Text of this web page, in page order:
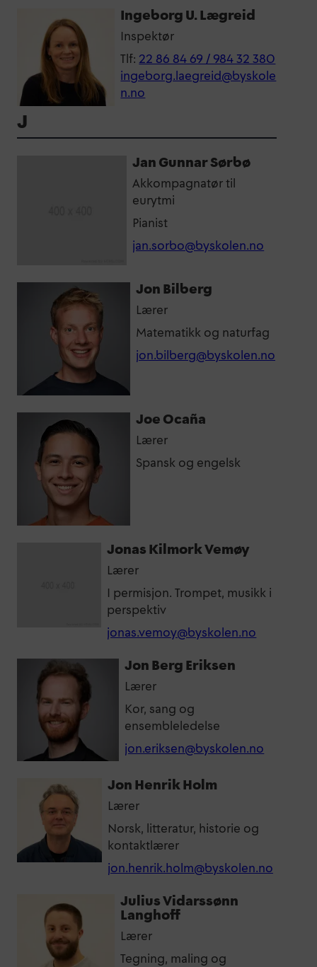
Ingeborg U. Lægreid
Inspektør
Tlf: 22 86 84 69 / 984 32 380
ingeborg.laegreid@byskole
n.no
J
Jan Gunnar Sørbø
Akkompagnatør til
eurytmi
Pianist
jan.sorbo@byskolen.no
Jon Bilberg
Lærer
Matematikk og naturfag
jon.bilberg@byskolen.no
Joe Ocaña
Lærer
Spansk og engelsk
Jonas Kilmork Vemøy
Lærer
I permisjon. Trompet, musikk i
perspektiv
jonas.vemoy@byskolen.no
Jon Berg Eriksen
Lærer
Kor, sang og
ensembleledelse
jon.eriksen@byskolen.no
Jon Henrik Holm
Lærer
Norsk, litteratur, historie og
kontaktlærer
jon.henrik.holm@byskolen.no
Julius Vidarssønn
Langhoff
Lærer
Tegning, maling og